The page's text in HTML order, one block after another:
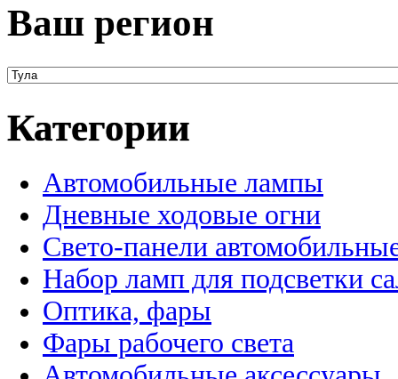
Ваш регион
Категории
Автомобильные лампы
Дневные ходовые огни
Свето-панели
Набор ламп для подсветки
Оптика, фары
Фары рабочего света